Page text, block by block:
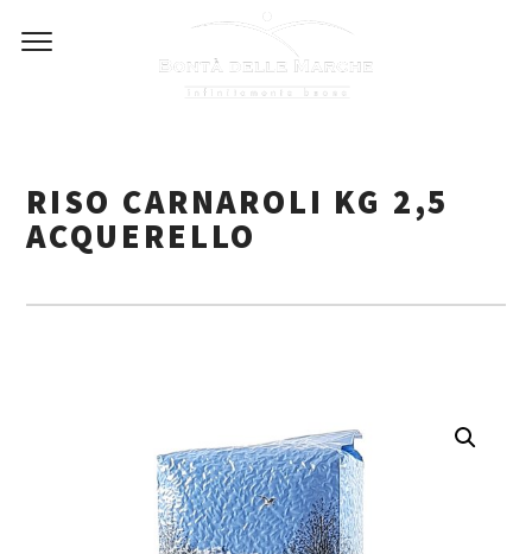
RISO CARNAROLI KG 2,5
ACQUERELLO